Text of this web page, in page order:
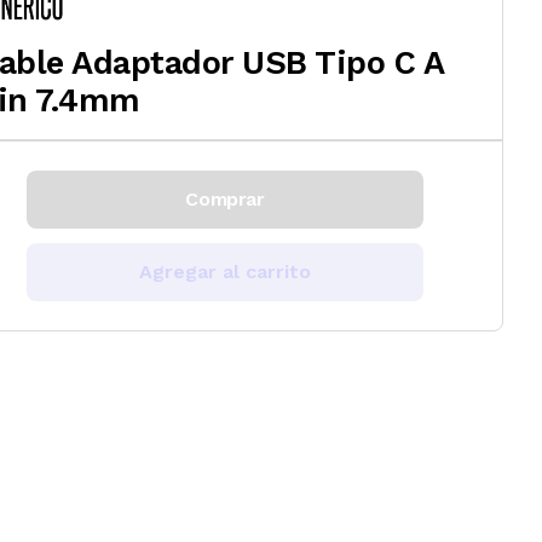
Adaptador USB Tipo C A
7.4mm
Comprar
Agregar al carrito